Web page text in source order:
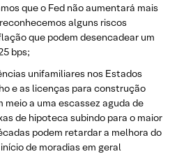
que o Fed não aumentará mais
alguns riscos
que podem desencadear um
bps;
unifamiliares nos Estados
e as licenças para construção
a uma escassez aguda de
de hipoteca subindo para o maior
podem retardar a melhora do
de moradias em geral